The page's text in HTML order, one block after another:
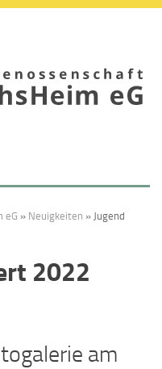
eG » Neuigkeiten » Jugend
2022
am